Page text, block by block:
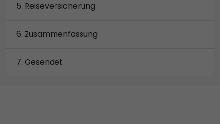
Reiseversicherung
Zusammenfassung
Gesendet